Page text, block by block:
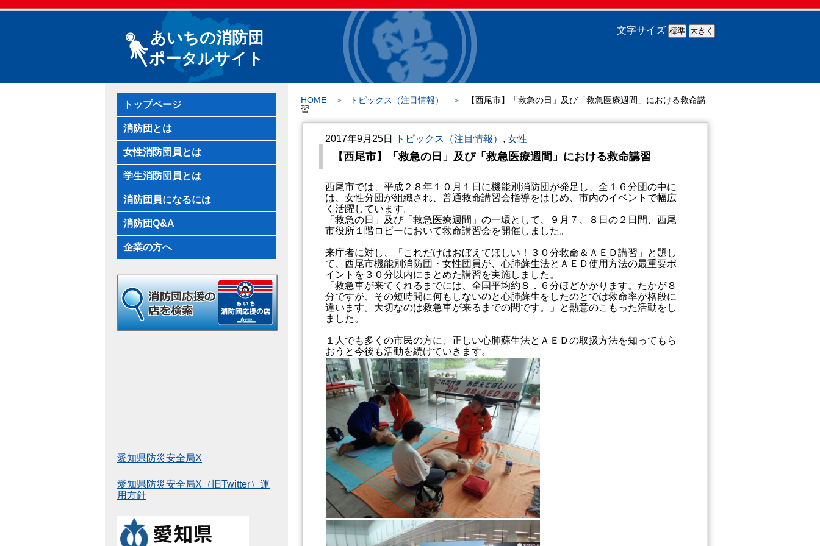
あいちの消防団
ポータルサイト
文字サイズ
トップページ
消防団とは
女性消防団員とは
学生消防団員とは
消防団員になるには
消防団Q&A
企業の方へ
愛知県防災安全局X
愛知県防災安全局X（旧Twitter）運
用方針
HOME トピックス（注目情報）
【西尾市】「救急の日」及び「救急医療週間」における救命講
習
2017年9月25日 トピックス（注目情報） , 女性
【西尾市】「救急の日」及び「救急医療週間」における救命講習
西尾市では、平成２８年１０月１日に機能別消防団が発足し、全１６分団の中に
は、女性分団が組織され、普通救命講習会指導をはじめ、市内のイベントで幅広
く活躍しています。
「救急の日」及び「救急医療週間」の一環として、９月７、８日の２日間、西尾
市役所１階ロビーにおいて救命講習会を開催しました。
来庁者に対し、「これだけはおぼえてほしい！３０分救命＆ＡＥＤ講習」と題し
て、西尾市機能別消防団・女性団員が、心肺蘇生法とＡＥＤ使用方法の最重要ポ
イントを３０分以内にまとめた講習を実施しました。
「救急車が来てくれるまでには、全国平均約８．６分ほどかかります。たかが８
分ですが、その短時間に何もしないのと心肺蘇生をしたのとでは救命率が格段に
違います。大切なのは救急車が来るまでの間です。」と熱意のこもった活動をし
ました。
１人でも多くの市民の方に、正しい心肺蘇生法とＡＥＤの取扱方法を知ってもら
おうと今後も活動を続けていきます。